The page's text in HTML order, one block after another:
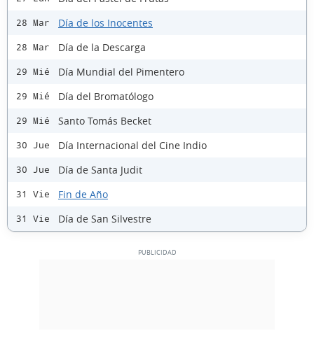
28 Mar Día de los Inocentes
28 Mar Día de la Descarga
29 Mié Día Mundial del Pimentero
29 Mié Día del Bromatólogo
29 Mié Santo Tomás Becket
30 Jue Día Internacional del Cine Indio
30 Jue Día de Santa Judit
31 Vie Fin de Año
31 Vie Día de San Silvestre